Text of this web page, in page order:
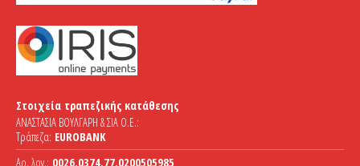
Στοιχεία τραπεζικής κατάθεσης
ΑΝΑΣΤΑΣΙΑ ΒΟΥΛΓΑΡΗ & ΣΙΑ Ο.Ε.:
Τράπεζα: EUROBANK
Αρ. λογ.: 0026.0374.77.0200505985